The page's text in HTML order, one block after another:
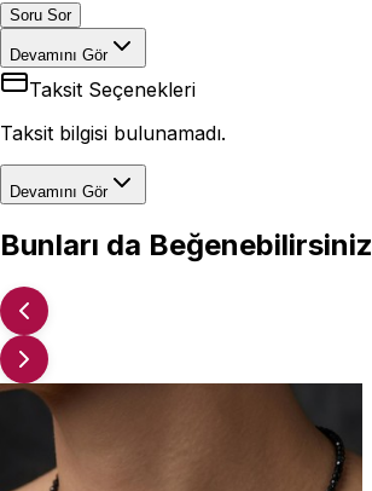
Soru Sor
Devamını Gör
Taksit Seçenekleri
Taksit bilgisi bulunamadı.
Devamını Gör
Bunları da Beğenebilirsiniz